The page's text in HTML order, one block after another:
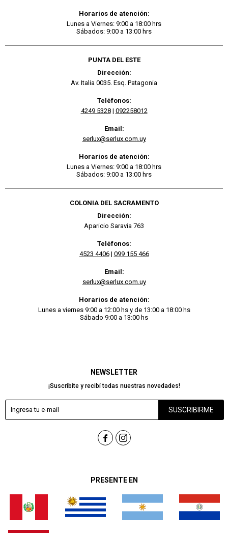
PRESENTE EN
NEWSLETTER
¡Suscribite y recibí todas nuestras novedades!
SUSCRIBIRME
 
Horarios de atención:
Lunes a Viernes: 9:00 a 18:00 hrs
Sábados: 9:00 a 13:00 hrs
PUNTA DEL ESTE
Dirección:
Av. Italia 0035. Esq. Patagonia
Teléfonos:
4249 5328| 092258012
Email:
serlux@serlux.com.uy
Horarios de atención:
Lunes a Viernes: 9:00 a 18:00 hrs
Sábados: 9:00 a 13:00 hrs
COLONIA DEL SACRAMENTO
Dirección:
Aparicio Saravia 763
Teléfonos:
4523 4406| 099 155 466
Email:
serlux@serlux.com.uy
Horarios de atención:
Lunes a viernes 9:00 a 12:00 hs y de 13:00 a 18:00 hs
Sábado 9:00 a 13:00 hs